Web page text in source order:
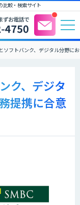
比較・検索サイト
ソフトバンク、デジタル分野に
ク、デジタ
提携に合意